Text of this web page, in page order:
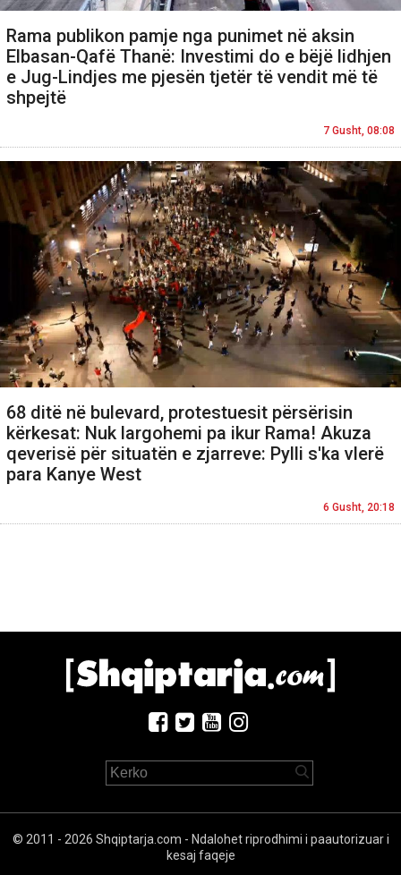
Rama publikon pamje nga punimet në aksin
Elbasan-Qafë Thanë: Investimi do e bëjë lidhjen
e Jug-Lindjes me pjesën tjetër të vendit më të
shpejtë
7 Gusht, 08:08
68 ditë në bulevard, protestuesit përsërisin
kërkesat: Nuk largohemi pa ikur Rama! Akuza
qeverisë për situatën e zjarreve: Pylli s'ka vlerë
para Kanye West
6 Gusht, 20:18
© 2011 - 2026 Shqiptarja.com - Ndalohet riprodhimi i paautorizuar i
kesaj faqeje